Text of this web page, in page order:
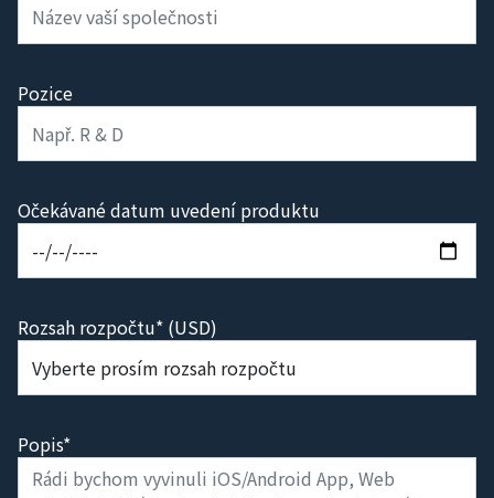
Pozice
Očekávané datum uvedení produktu
Rozsah rozpočtu* (USD)
Popis*